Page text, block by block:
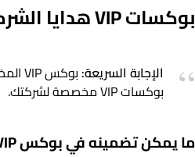
بوكسات VIP هدايا الشركات الفاخرة
الإجابة السريعة: بوكس VIP المخصص هو أقوى تعبير عن القيمة والتقدير — هدية تُفتح بابتسامة وتُحتفظ بها كذكرى.
بوكسات VIP مخصصة لشركتك.
ما يمكن تضمينه في بوكس VIP